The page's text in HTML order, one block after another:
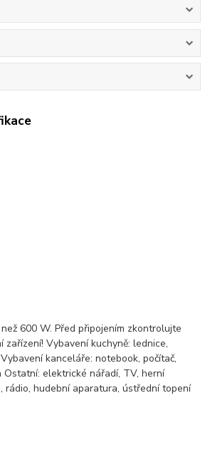
600 W. Před připojením zkontrolujte
zařízení! Vybavení kuchyně: lednice,
kanceláře: notebook, počítač,
Ostatní: elektrické nářadí, TV, herní
rádio, hudební aparatura, ústřední topení